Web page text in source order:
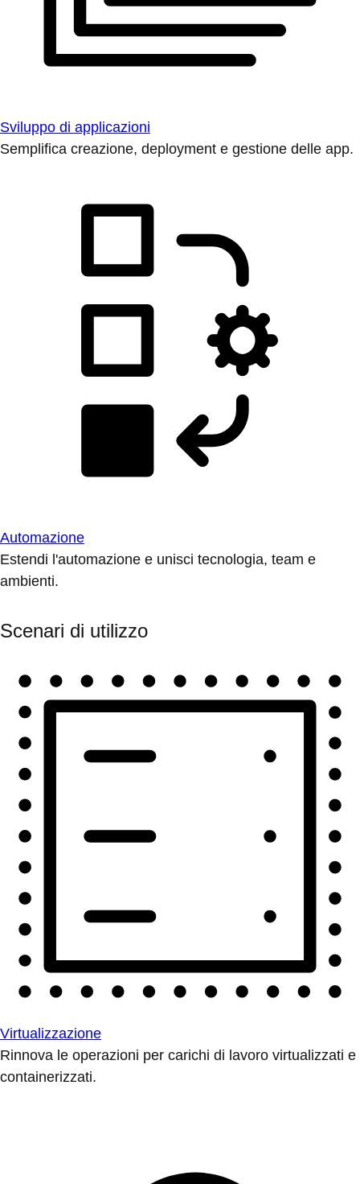
Sviluppo di applicazioni
Semplifica creazione, deployment e gestione delle app.
Automazione
Estendi l'automazione e unisci tecnologia, team e
ambienti.
Scenari di utilizzo
Virtualizzazione
Rinnova le operazioni per carichi di lavoro virtualizzati e
containerizzati.